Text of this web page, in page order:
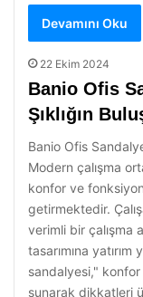
Devamını Oku
22 Ekim 2024
Banio Ofis
Şıklığın
Banio Ofis
Modern çalışma
konfor ve
getirmektedir.
verimli bir çalışma
tasarımına
sandalyesi," konfor
sunarak dikkatleri